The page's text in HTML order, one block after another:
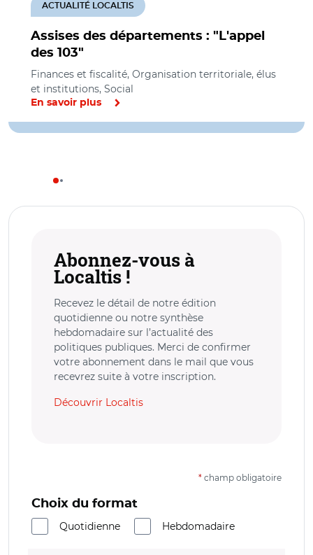
Assises des départements : "L'appel
des 103"
ACTUALITÉ LOCALTIS
Finances et fiscalité, Organisation territoriale, élus
et institutions, Social
En savoir plus
Abonnez-vous à
Localtis !
Recevez le détail de notre édition
quotidienne ou notre synthèse
hebdomadaire sur l’actualité des
politiques publiques. Merci de confirmer
votre abonnement dans le mail que vous
recevrez suite à votre inscription.
Découvrir Localtis
* champ obligatoire
Choix du format
Quotidienne
Hebdomadaire